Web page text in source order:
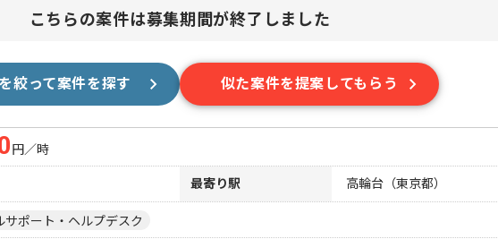
こちらの案件は募集期間が終了しました
絞って案件を探す 似た案件を提案してもらう
円／時
最寄り駅 高輪台（東京都）
サポート・ヘルプデスク